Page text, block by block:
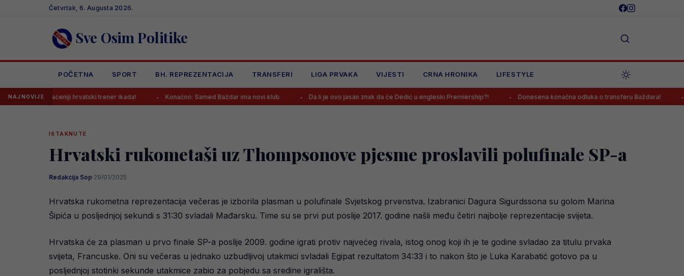
Četvrtak, 6. Augusta 2026.
Sve Osim Politike
POČETNA SPORT BH. REPREZENTACIJA TRANSFERI LIGA PRVAKA VIJESTI CRNA HRONIKA LIFESTYLE
NAJNOVIJE
najplaćeniji hrvatski trener ikada! Konačno: Samed Baždar ima novi klub Da li je ovo jasan znak da će Dedić u engleski Premiership?! Donesena konačna odluka o transferu Baždara! Pjanić
ISTAKNUTE
Hrvatski rukometaši uz Thompsonove pjesme proslavili polufinale SP-a
Redakcija Sop·29/01/2025
Hrvatska rukometna reprezentacija večeras je izborila plasman u polufinale Svjetskog prvenstva. Izabranici Dagura Sigurdssona su golom Marina
Šipića u posljednjoj sekundi s 31:30 svladali Mađarsku. Time su se prvi put poslije 2017. godine našli među četiri najbolje reprezentacije svijeta.
Hrvatska će za plasman u prvo finale SP-a poslije 2009. godine igrati protiv najvećeg rivala, istog onog koji ih je te godine svladao za titulu prvaka
svijeta, Francuske. Oni su večeras u jednako uzbudljivoj utakmici svladali Egipat rezultatom 34:33 i to nakon što je Luka Karabatić gotovo pa u
posljednjoj stotinki sekunde utakmice zabio za pobjedu sa sredine igrališta.